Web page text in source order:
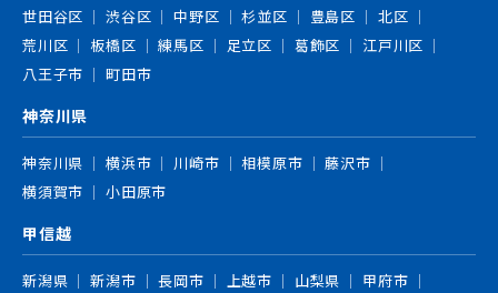
世田谷区
渋谷区 中野区 杉並区 豊島区
北区
荒川区
板橋区 練馬区 足立区 葛飾区
江戸川区
八王子市
町田市
神奈川県
神奈川県 横浜市 川崎市 相模原市
藤沢市
横須賀市
小田原市
甲信越
新潟県 新潟市 長岡市 上越市 山梨県
甲府市